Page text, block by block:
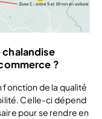
?
fonction de la qualité
Celle-ci dépend
pour se rendre en